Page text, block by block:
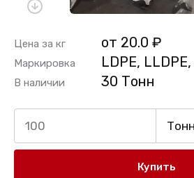
Цена за кг от 20.0 ₽
Маркировка LDPE,
В наличии 30 Тонн
Тонн
Купить